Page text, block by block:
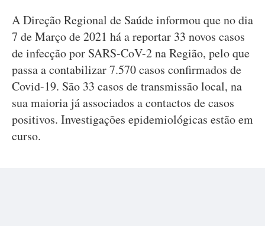
A Direção Regional de Saúde informou que no dia
7 de Março de 2021 há a reportar 33 novos casos
de infecção por SARS-CoV-2 na Região, pelo que
passa a contabilizar 7.570 casos confirmados de
Covid-19. São 33 casos de transmissão local, na
sua maioria já associados a contactos de casos
positivos. Investigações epidemiológicas estão em
curso.